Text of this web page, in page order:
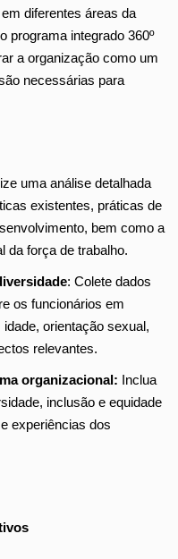
diferentes áreas da
programa integrado 360º
a organização como um
necessárias para
uma análise detalhada
existentes, práticas de
bem como a
da força de trabalho.
: Colete dados
os funcionários em
orientação sexual,
relevantes.
organizacional: Inclua
inclusão e equidade
experiências dos